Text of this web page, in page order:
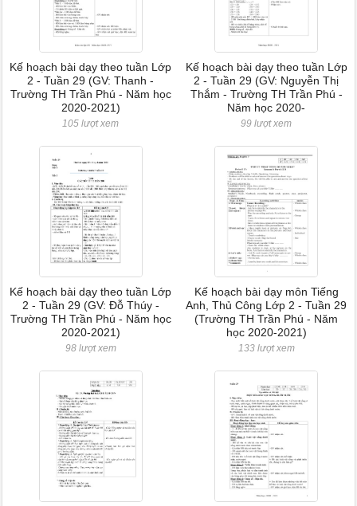
Kế hoạch bài dạy theo tuần Lớp
2 - Tuần 29 (GV: Thanh -
Trường TH Trần Phú - Năm học
2020-2021)
105 lượt xem
Kế hoạch bài dạy theo tuần Lớp
2 - Tuần 29 (GV: Nguyễn Thị
Thắm - Trường TH Trần Phú -
Năm học 2020-
99 lượt xem
Kế hoạch bài dạy theo tuần Lớp
2 - Tuần 29 (GV: Đỗ Thúy -
Trường TH Trần Phú - Năm học
2020-2021)
98 lượt xem
Kế hoạch bài dạy môn Tiếng
Anh, Thủ Công Lớp 2 - Tuần 29
(Trường TH Trần Phú - Năm
học 2020-2021)
133 lượt xem